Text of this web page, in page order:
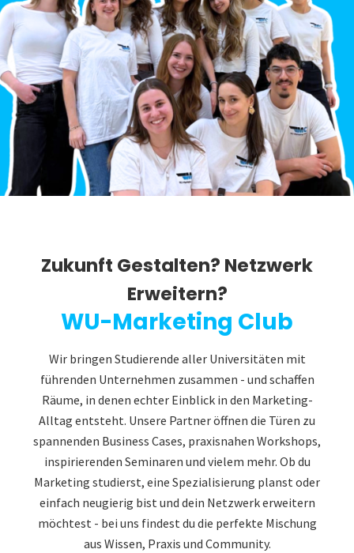
Zukunft Gestalten? Netzwerk
Erweitern?
WU-Marketing Club
Wir bringen Studierende aller Universitäten mit
führenden Unternehmen zusammen - und schaffen
Räume, in denen echter Einblick in den Marketing-
Alltag entsteht. Unsere Partner öffnen die Türen zu
spannenden Business Cases, praxisnahen Workshops,
inspirierenden Seminaren und vielem mehr. Ob du
Marketing studierst, eine Spezialisierung planst oder
einfach neugierig bist und dein Netzwerk erweitern
möchtest - bei uns findest du die perfekte Mischung
aus Wissen, Praxis und Community.